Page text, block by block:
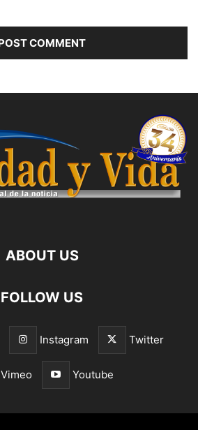
ABOUT US
FOLLOW US
Instagram Twitter
Vimeo Youtube